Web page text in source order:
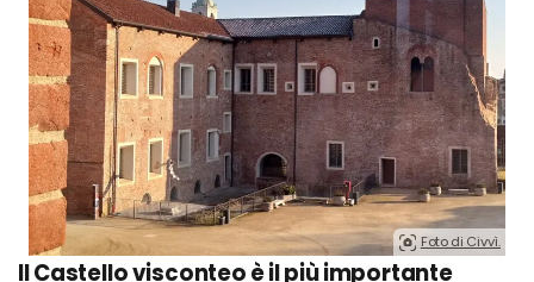
Foto di Civvì.
Il Castello visconteo è il più importante